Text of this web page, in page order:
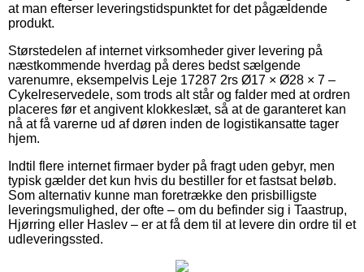
at man efterser leveringstidspunktet for det pågældende
produkt.
Størstedelen af internet virksomheder giver levering på
næstkommende hverdag på deres bedst sælgende
varenumre, eksempelvis Leje 17287 2rs Ø17 × Ø28 × 7 –
Cykelreservedele, som trods alt står og falder med at ordren
placeres før et angivent klokkeslæt, så at de garanteret kan
nå at få varerne ud af døren inden de logistikansatte tager
hjem.
Indtil flere internet firmaer byder på fragt uden gebyr, men
typisk gælder det kun hvis du bestiller for et fastsat beløb.
Som alternativ kunne man foretrække den prisbilligste
leveringsmulighed, der ofte – om du befinder sig i Taastrup,
Hjørring eller Haslev – er at få dem til at levere din ordre til et
udleveringssted.